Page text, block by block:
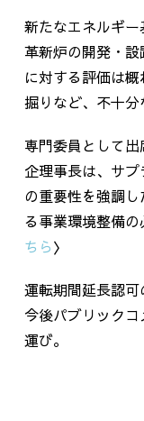
新たなエネルギ
革新炉の開発・
に対する評価は
掘りなど、不十分
専門委員として
企理事長は、サ
の重要性を強調
る事業環境整備
ちら〉
運転期間延長認可
今後パブリック
運び。